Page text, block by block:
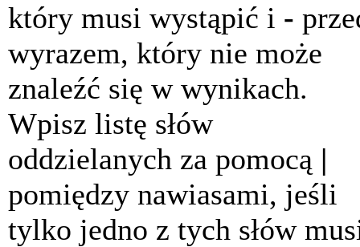
który musi wystąpić i -
wyrazem, który nie może
znaleźć się w wynikach.
Wpisz listę słów
oddzielanych za pomocą |
pomiędzy nawiasami, jeśli
tylko jedno z tych słów